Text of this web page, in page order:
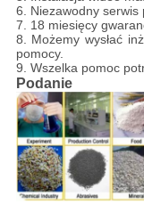
6. Niezawodny serwis
7. 18 miesięcy
8. Możemy wysłać
pomocy.
9. Wszelka pomoc
Podanie